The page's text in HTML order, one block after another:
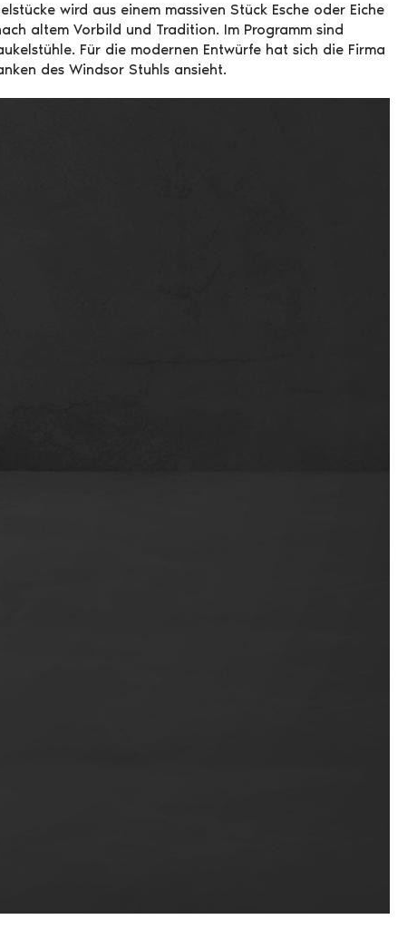
wird aus einem massiven Stück Esche oder Eiche
altem Vorbild und Tradition. Im Programm sind
Für die modernen Entwürfe hat sich die Firma
des Windsor Stuhls ansieht.